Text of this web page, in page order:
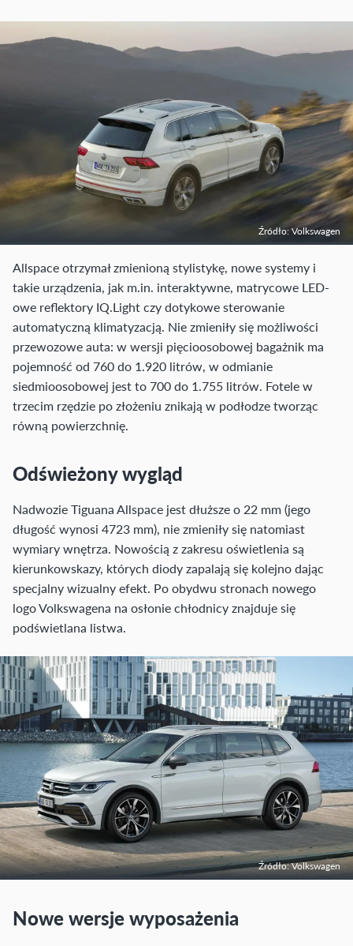
Źródło: Volkswagen
Allspace otrzymał zmienioną stylistykę, nowe systemy i
takie urządzenia, jak m.in. interaktywne, matrycowe LED-
owe reflektory IQ.Light czy dotykowe sterowanie
automatyczną klimatyzacją. Nie zmieniły się możliwości
przewozowe auta: w wersji pięcioosobowej bagażnik ma
pojemność od 760 do 1.920 litrów, w odmianie
siedmioosobowej jest to 700 do 1.755 litrów. Fotele w
trzecim rzędzie po złożeniu znikają w podłodze tworząc
równą powierzchnię.
Odświeżony wygląd
Nadwozie Tiguana Allspace jest dłuższe o 22 mm (jego
długość wynosi 4723 mm), nie zmieniły się natomiast
wymiary wnętrza. Nowością z zakresu oświetlenia są
kierunkowskazy, których diody zapalają się kolejno dając
specjalny wizualny efekt. Po obydwu stronach nowego
logo Volkswagena na osłonie chłodnicy znajduje się
podświetlana listwa.
Źródło: Volkswagen
Nowe wersje wyposażenia